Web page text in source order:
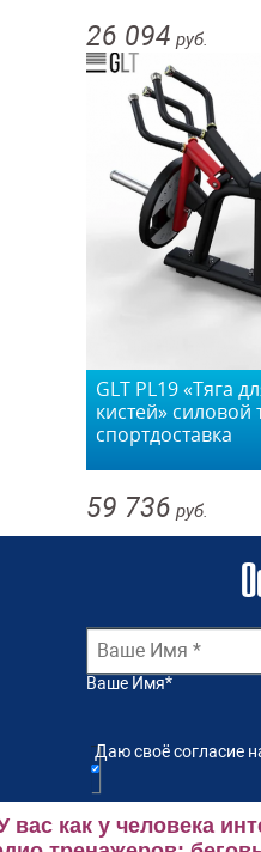
26 094 руб.
GLT PL19 «Тяга
кистей» силовой
спортдоставка
59 736 руб.
Ваше Имя*
Даю своё согласие
вас как у человека